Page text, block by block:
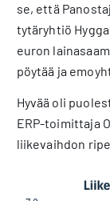
se, että
tytäryhtiö
euron
pöytää ja
Hyvää oli
ERP-toimittaja
liikevaihdon